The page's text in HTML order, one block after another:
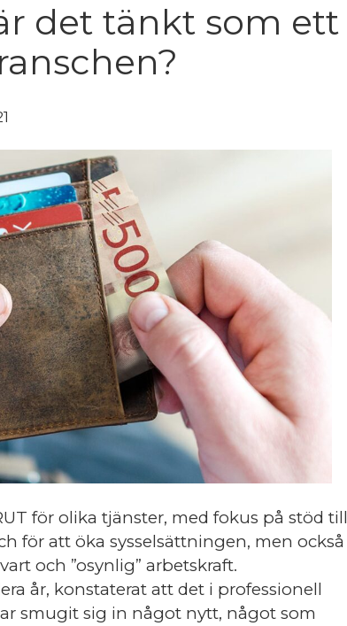
det tänkt som ett
för olika tjänster, med fokus på stöd till
för att öka sysselsättningen, men också
och ”osynlig” arbetskraft.
år, konstaterat att det i professionell
smugit sig in något nytt, något som